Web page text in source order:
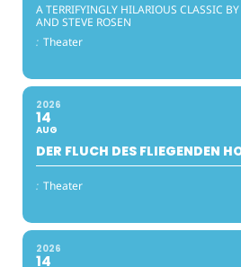
A TERRIFYINGLY HILARIOUS CLASSIC
AND STEVE ROSEN
: Theater
2026
14
AUG
DER FLUCH DES FLIEGENDEN
: Theater
2026
14